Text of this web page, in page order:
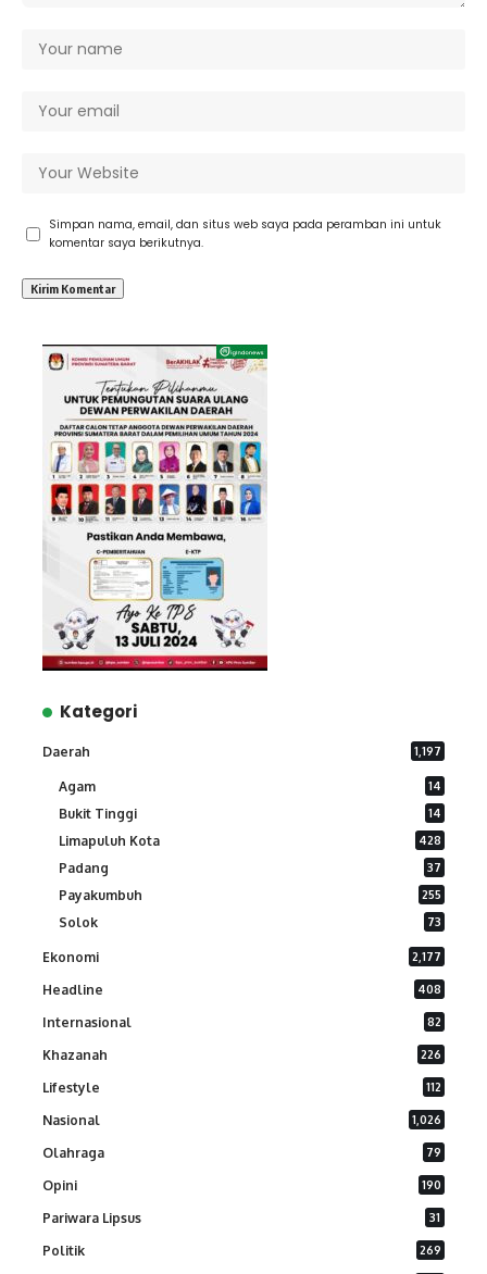
Simpan nama, email, dan situs web saya pada peramban ini untuk
komentar saya berikutnya.
Kategori
Daerah 1,197
Agam 14
Bukit Tinggi 14
Limapuluh Kota 428
Padang 37
Payakumbuh 255
Solok 73
Ekonomi 2,177
Headline 408
Internasional 82
Khazanah 226
Lifestyle 112
Nasional 1,026
Olahraga 79
Opini 190
Pariwara Lipsus 31
Politik 269